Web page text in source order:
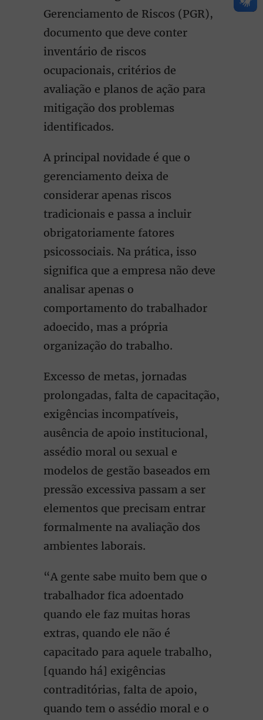
Gerenciamento de Riscos (PGR),
documento que deve conter
inventário de riscos
ocupacionais, critérios de
avaliação e planos de ação para
mitigação dos problemas
identificados.
A principal novidade é que o
gerenciamento deixa de
considerar apenas riscos
tradicionais e passa a incluir
obrigatoriamente fatores
psicossociais. Na prática, isso
significa que a empresa não deve
analisar apenas o
comportamento do trabalhador
adoecido, mas a própria
organização do trabalho.
Excesso de metas, jornadas
prolongadas, falta de capacitação,
exigências incompatíveis,
ausência de apoio institucional,
assédio moral ou sexual e
modelos de gestão baseados em
pressão excessiva passam a ser
elementos que precisam entrar
formalmente na avaliação dos
ambientes laborais.
“A gente sabe muito bem que o
trabalhador fica adoentado
quando ele faz muitas horas
extras, quando ele não é
capacitado para aquele trabalho,
[quando há] exigências
contraditórias, falta de apoio,
quando tem o assédio moral e o